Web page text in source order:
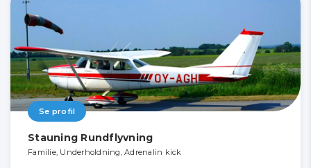
Se profil
Stauning Rundflyvning
Familie, Underholdning, Adrenalin kick